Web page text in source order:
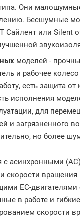
Они
Бесшумные
Сайлент или Silent
моделей -
и рабочее колесо
есть защита от
исполнения
для
и загрязненного
но более
с асинхронными
скорости вращения
ЕС-
в работе и
скорости